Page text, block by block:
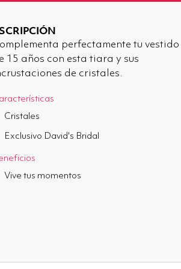
perfectamente tu vestido
15 años con esta tiara y sus
de cristales.
Cristales
Exclusivo David's Bridal
Vive tus momentos